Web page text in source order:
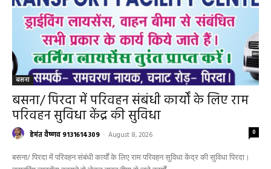
बसना
बसना/ पिरदा में परिवहन संबंधी कार्यों के लिए राम
परिवहन सुविधा केंद्र की सुविधा